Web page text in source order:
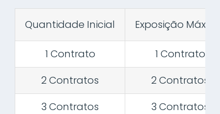
Quantidade Inicial Exposição
1 Contrato
1 Contrato
2 Contratos
2 Contratos
3 Contratos
3 Contratos